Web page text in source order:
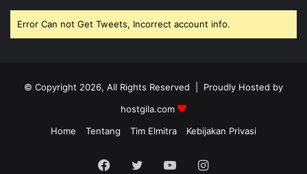
Error Can not Get Tweets, Incorrect account info.
© Copyright 2026, All Rights Reserved | Proudly Hosted by
hostgila.com
Home
Tentang Tim Elmitra Kebijakan Privasi
Facebook
TwitterYouTubeInstagram